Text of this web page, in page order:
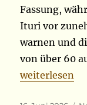
Fassung,
Ituri vor
warnen und
von über 60
„15.06.2026“
weiterlesen